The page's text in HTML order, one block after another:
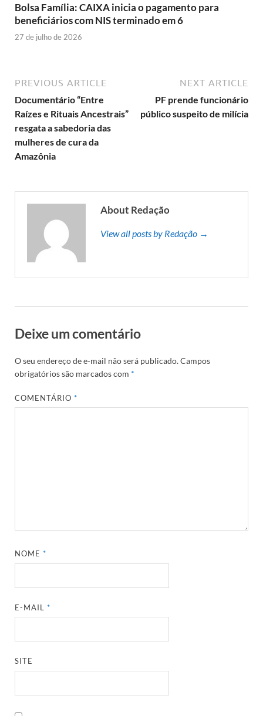
Bolsa Família: CAIXA inicia o pagamento para
beneficiários com NIS terminado em 6
27 de julho de 2026
PREVIOUS ARTICLE
Documentário “Entre
Raízes e Rituais Ancestrais”
resgata a sabedoria das
mulheres de cura da
Amazônia
NEXT ARTICLE
PF prende funcionário
público suspeito de milícia
About Redação
View all posts by Redação →
Deixe um comentário
O seu endereço de e-mail não será publicado.Campos
obrigatórios são marcados com *
COMENTÁRIO*
NOME*
E-MAIL*
SITE